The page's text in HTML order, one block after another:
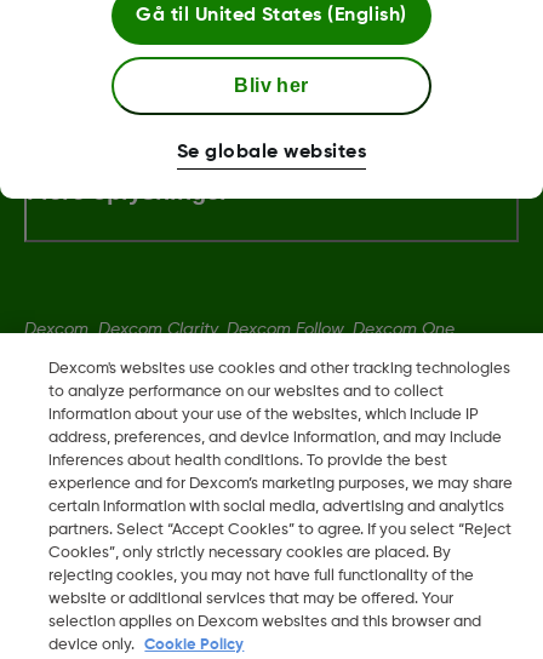
Betingelser og retningslinjer
Dexcom, Dexcom Clarity, Dexcom Follow, Dexcom One,
Dexcom Share og Share er varemerker eller registrerte
varemerker i USA og muligens i andre land.
LBL014350 Rev004
2026 Dexcom, Inc. Med enerett.
Dexcom's websites use cookies and other tracking technologies
to analyze performance on our websites and to collect
information about your use of the websites, which include IP
address, preferences, and device information, and may include
inferences about health conditions. To provide the best
experience and for Dexcom’s marketing purposes, we may share
certain information with social media, advertising and analytics
partners. Select “Accept Cookies” to agree. If you select “Reject
Cookies”, only strictly necessary cookies are placed. By
rejecting cookies, you may not have full functionality of the
website or additional services that may be offered. Your
selection applies on Dexcom websites and this browser and
device only.
Cookie Policy
Gå til United States (English)
Bliv her
Se globale websites